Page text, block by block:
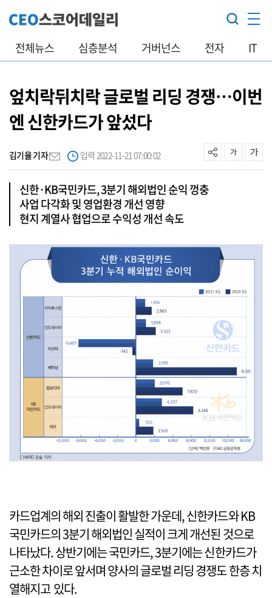
전체뉴스 심층분석 거버넌스 전자 IT
엎치락뒤치락 글로벌 리딩 경쟁…이번
엔 신한카드가 앞섰다
김기율 기자 입력 2022-11-21 07:00:02
신한·KB국민카드, 3분기 해외법인 순익 껑충
사업 다각화 및 영업환경 개선 영향
현지 계열사 협업으로 수익성 개선 속도
카드업계의 해외 진출이 활발한 가운데, 신한카드와 KB
국민카드의 3분기 해외법인 실적이 크게 개선된 것으로
나타났다. 상반기에는 국민카드, 3분기에는 신한카드가
근소한 차이로 앞서며 양사의 글로벌 리딩 경쟁도 한층 치
열해지고 있다.